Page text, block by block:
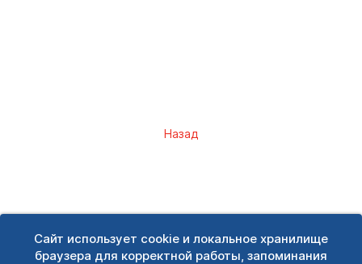
Сайт использует cookie и локальное хранилище
браузера для корректной работы, запоминания
Назад